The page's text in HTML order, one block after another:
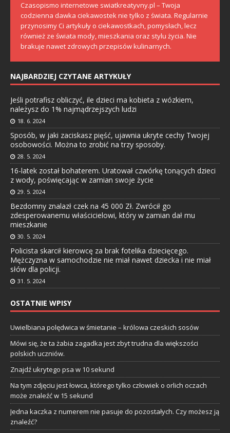
Czasopismo internetowe swiatkreatyvny.pl – Twoja
codzienna dawka ciekawostek nie tylko z świata. Regularnie
przynosimy Ci artykuły o ciekawostkach, pomysłach, lecz
również ze świata mody, mieszkania oraz stylu życia. Nie
brakuje nawet zdrowych przepisów kulinarnych.
NAJBARDZIEJ CZYTANE ARTYKUŁY
Jeśli potrafisz obliczyć, ile dzieci ma kobieta z wózkiem,
należysz do 1% najmądrzejszych ludzi
18. 6. 2024
Sposób, w jaki zaciskasz pięść, ujawnia ukryte cechy Twojej
osobowości. Można to zrobić na trzy sposoby.
28. 5. 2024
16-latek został bohaterem. Uratował czwórkę tonących dzieci
z wody, poświęcając w zamian swoje życie
29. 5. 2024
Bezdomny znalazł czek na 45 000 Zł. Zwrócił go
zdesperowanemu właścicielowi, który w zamian dał mu
mieszkanie
30. 5. 2024
Policista skarcił kierowcę za brak fotelika dziecięcego.
Mężczyzna w samochodzie nie miał nawet dziecka i nie miał
słów dla policji.
31. 5. 2024
OSTATNIE WPISY
Uwielbiana polędwica w śmietanie – królowa czeskich sosów
Mówi się, że ta żabia zagadka jest zbyt trudna dla większości
polskich uczniów.
Znajdź ukrytego psa w 10 sekund
Na tym zdjęciu jest łowca, którego tylko człowiek o orlich oczach
może znaleźć w 15 sekund
Jedna kaczka z numerem nie pasuje do pozostałych. Czy możesz ją
znaleźć?